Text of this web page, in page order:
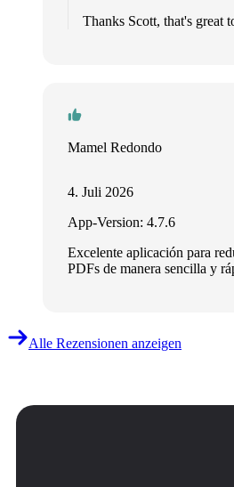
Thanks Scott, that's great
Mamel Redondo
4. Juli 2026
App-Version: 4.7.6
Excelente aplicación para
PDFs de manera sencilla y
Alle Rezensionen anzeigen